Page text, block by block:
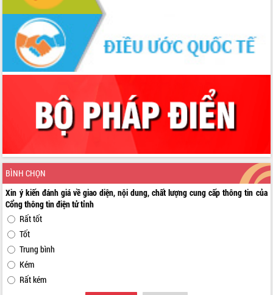
BÌNH CHỌN
Xin ý kiến đánh giá về giao diện, nội dung, chất lượng cung cấp thông tin của
Cổng thông tin điện tử tỉnh
Rất tốt
Tốt
Trung bình
Kém
Rất kém